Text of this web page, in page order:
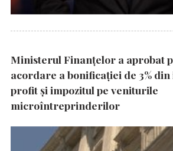
Ministerul Finanțelor a aprobat
acordare a bonificației de 3% din
profit și impozitul pe veniturile
microîntreprinderilor